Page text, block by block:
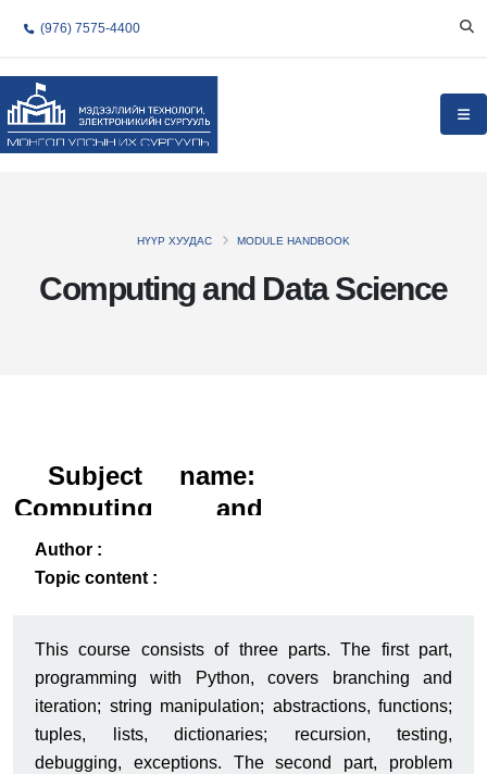
(976) 7575-4400
Computing and Data Science
НҮҮР ХУУДАС MODULE HANDBOOK
Subject name:
Computing and
Data Science
Author :
Topic content :
This course consists of three parts. The first part,
programming with Python, covers branching and
iteration; string manipulation; abstractions, functions;
tuples, lists, dictionaries; recursion, testing,
debugging, exceptions. The second part, problem